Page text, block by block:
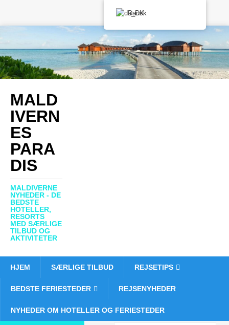
MALD
IVERN
ES
PARA
DIS
MALDIVERNE
NYHEDER - DE
BEDSTE
HOTELLER,
RESORTS
MED SÆRLIGE
TILBUD OG
AKTIVITETER
HJEM SÆRLIGE TILBUD REJSETIPS
BEDSTE FERIESTEDER REJSENYHEDER
NYHEDER OM HOTELLER OG FERIESTEDER
Dansk